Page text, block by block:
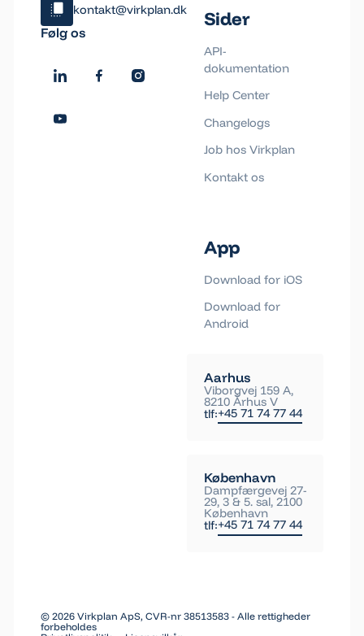
kontakt@virkplan.dk
Email blev kopieret!
Følg os
Sider
API-
dokumentation
Help Center
Changelogs
Job hos Virkplan
Kontakt os
App
Download for iOS
Download for
Android
Aarhus
Viborgvej 159 A,
8210 Århus V
tlf:+45 71 74 77 44
København
Dampfærgevej 27-
29, 3 & 5. sal, 2100
København
tlf:+45 71 74 77 44
©2026 Virkplan ApS, CVR-nr 38513583 - Alle rettigheder
forbeholdes